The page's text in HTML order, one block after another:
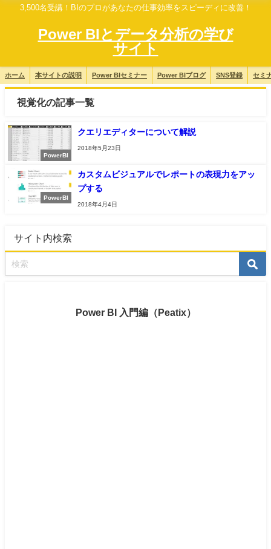
3,500名受講！BIのプロがあなたの仕事効率をスピーディに改善！
Power BIとデータ分析の学び
サイト
ホーム 本サイトの説明 Power BIセミナー Power BIブログ SNS登録 セミ
視覚化の記事一覧
PowerBI
クエリエディターについて解説
2018年5月23日
PowerBI
カスタムビジュアルでレポートの表現力をアッ
プする
2018年4月4日
サイト内検索
Power BI 入門編（Peatix）